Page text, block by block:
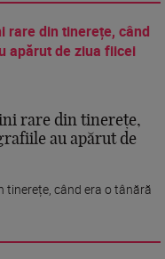
rare din tinerețe,
au apărut de
tinerețe, când era o tânără